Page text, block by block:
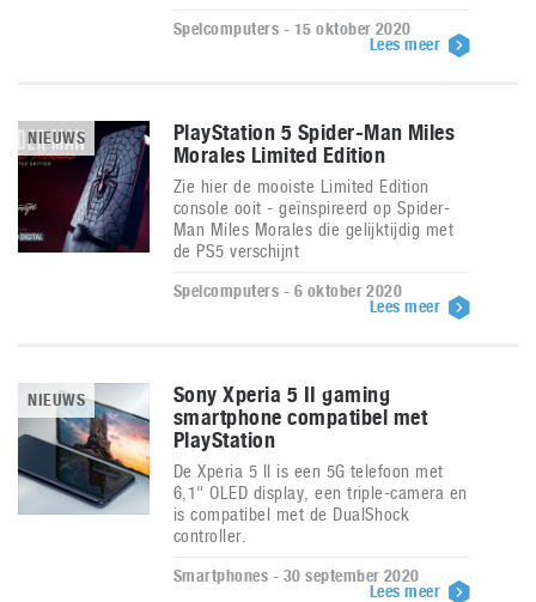
Spelcomputers - 15 oktober 2020
Lees meer
NIEUWS
PlayStation 5 Spider-Man Miles
Morales Limited Edition
Zie hier de mooiste Limited Edition
console ooit - geïnspireerd op Spider-
Man Miles Morales die gelijktijdig met
de PS5 verschijnt
Spelcomputers - 6 oktober 2020
Lees meer
NIEUWS
Sony Xperia 5 II gaming
smartphone compatibel met
PlayStation
De Xperia 5 II is een 5G telefoon met
6,1" OLED display, een triple-camera en
is compatibel met de DualShock
controller.
Smartphones - 30 september 2020
Lees meer